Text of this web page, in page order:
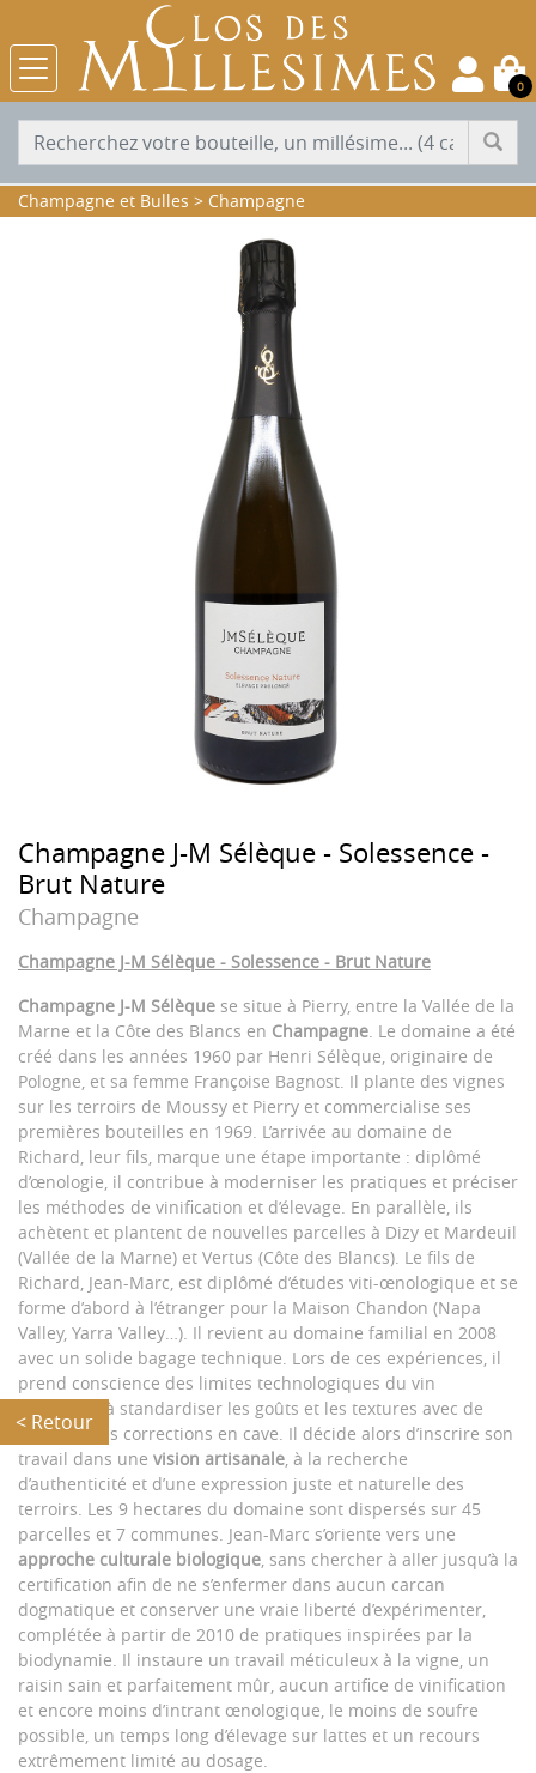
0
< Retour
Champagne et Bulles > Champagne
Champagne J-M Sélèque - Solessence -
Brut Nature
Champagne
Champagne J-M Sélèque - Solessence - Brut Nature
Champagne J-M Sélèque se situe à Pierry, entre la Vallée de la
Marne et la Côte des Blancs en Champagne . Le domaine a été
créé dans les années 1960 par Henri Sélèque, originaire de
Pologne, et sa femme Françoise Bagnost. Il plante des vignes
sur les terroirs de Moussy et Pierry et commercialise ses
premières bouteilles en 1969. L’arrivée au domaine de
Richard, leur fils, marque une étape importante : diplômé
d’œnologie, il contribue à moderniser les pratiques et préciser
les méthodes de vinification et d’élevage. En parallèle, ils
achètent et plantent de nouvelles parcelles à Dizy et Mardeuil
(Vallée de la Marne) et Vertus (Côte des Blancs). Le fils de
Richard, Jean-Marc, est diplômé d’études viti-œnologique et se
forme d’abord à l’étranger pour la Maison Chandon (Napa
Valley, Yarra Valley…). Il revient au domaine familial en 2008
avec un solide bagage technique. Lors de ces expériences, il
prend conscience des limites technologiques du vin
consistant à standardiser les goûts et les textures avec de
nombreuses corrections en cave. Il décide alors d’inscrire son
travail dans une vision artisanale , à la recherche
d’authenticité et d’une expression juste et naturelle des
terroirs. Les 9 hectares du domaine sont dispersés sur 45
parcelles et 7 communes. Jean-Marc s’oriente vers une
approche culturale biologique , sans chercher à aller jusqu’à la
certification afin de ne s’enfermer dans aucun carcan
dogmatique et conserver une vraie liberté d’expérimenter,
complétée à partir de 2010 de pratiques inspirées par la
biodynamie. Il instaure un travail méticuleux à la vigne, un
raisin sain et parfaitement mûr, aucun artifice de vinification
et encore moins d’intrant œnologique, le moins de soufre
possible, un temps long d’élevage sur lattes et un recours
extrêmement limité au dosage.